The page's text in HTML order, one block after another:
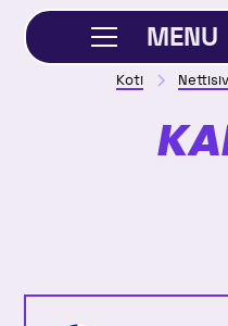
MENU
SULJE
Koti